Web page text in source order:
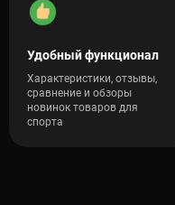
Удобный функционал
Характеристики, отзывы,
сравнение и обзоры
новинок товаров для
спорта